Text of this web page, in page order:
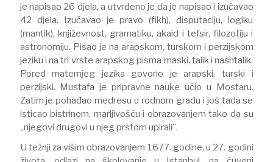
je napisao 26 djela, a utvrđeno je da je napisao i izučavao
42 djela. Izučavao je pravo (fikh), disputaciju, logiku
(mantik), književnost, gramatiku, akaid i tefsir, filozofiju i
astronomiju. Pisao je na arapskom, turskom i perzijskom
jeziku i na tri vrste arapskog pisma maski, talik i nashtalik.
Pored maternjeg jezika govorio je arapski, turski i
perzijski. Mustafa je pripravne nauke učio u Mostaru.
Zatim je pohađao medresu u rodnom gradu i još tada se
isticao bistrinom, marljivošću i obrazovanjem tako da su
„njegovi drugovi u njeg prstom upirali”.
U težnji za višim obrazovanjem 1677. godine, u 27. godini